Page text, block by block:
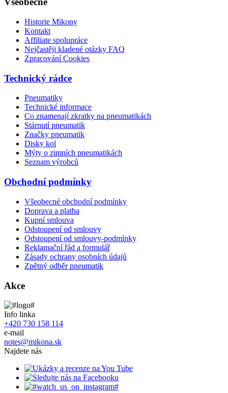
Historie Mikony
Kontakt
Affiliate spolupráce
Nejčastěji kladené otázky FAQ
Zpracování Cookies
Technický rádce
Pneumatiky
Technické informace
Co znamenají zkratky na pneumatikách
Stárnutí pneumatik
Značky pneumatik
Disky kol
Mýty o zimních pneumatikách
Seznam výrobců
Obchodní podmínky
Všeobecné obchodní podmínky
Doprava a platba
Kupní smlouva
Odstoupení od smlouvy
Odstoupení od smlouvy-podmínky
Reklamační řád a formulář
Zásady ochrany osobních údajů
Zpětný odběr pneumatik
Akce
Info linka
+420 730 158 114
e-mail
notes@mikona.sk
Najdete nás